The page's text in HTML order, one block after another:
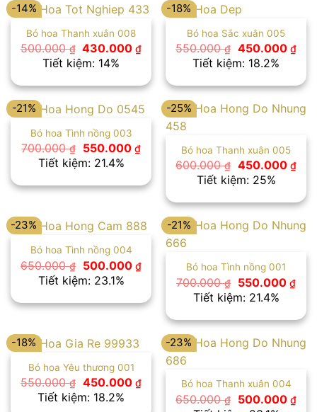
-14%
Bó hoa Thanh xuân 008
500.000₫ Giá
gốc
là:
430.000₫Giá
là:
430.000 ₫.
Tiết kiệm: 14%
-18%
Bó hoa Sắc xuân 005
550.000₫ Giá
gốc
là:
450.000 ₫Giá
hiện
là:
Tiết kiệm: 18.2%
-21%
Bó hoa Tình nồng 003
700.000₫
Giá
gốc
là:
550.000 ₫Giá
hiện
là:
550.000 ₫.
Tiết kiệm: 21.4%
-25%
Bó hoa Thanh xuân 005
600.000₫ Giá
gốc
là:
450.000 ₫Giá
hiện
là:
Tiết kiệm: 25%
-23%
Bó hoa Tình nồng 004
650.000₫
Giá
gốc
là:
500.000 ₫Giá
hiện
là:
500.000 ₫.
Tiết kiệm: 23.1%
-21%
Bó hoa Tình nồng 001
700.000₫
Giá
gốc
là:
550.000 ₫Giá
hiện
là:
Tiết kiệm: 21.4%
-18%
Bó hoa Yêu thương 001
550.000₫ Giá
gốc
là:
450.000 ₫Giá
hiện
Tiết kiệm: 18.2%
-23%
Bó hoa Thanh xuân 004
650.000₫
Giá
gốc
500.000 ₫Giá
hiện